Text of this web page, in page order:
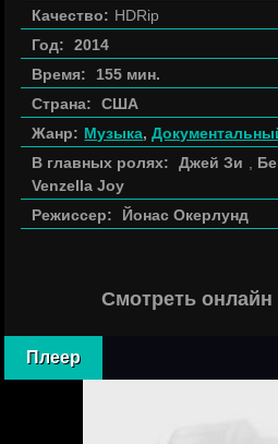
Качество: HDRip
Год:
2014
Время:
155 мин.
Страна:
США
Жанр: Музыка,
В главных ролях:
Джей Зи
Venzella Joy
Режиссер:
Йонас Окерлунд
Смотреть онлайн
Плеер